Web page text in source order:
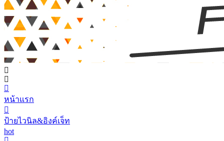
หน้าแรก
ป้ายไวนิล&อิงค์เจ็ท
hot